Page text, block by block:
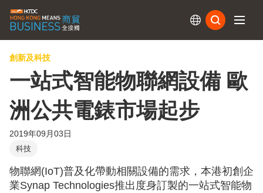
創新及科技
一站式智能物聯網設備 歐
洲公共電錶市場起步
2019年09月03日
科技
物聯網(IoT)普及化帶動相關設備的需求，本港初創企
業Synap Technologies推出度身訂製的一站式智能物